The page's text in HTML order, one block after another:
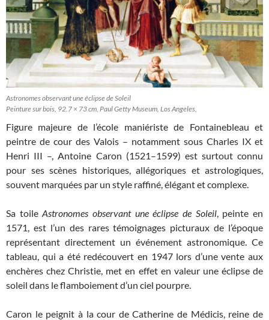
Astronomes observant une éclipse de Soleil
Peinture sur bois, 92.7 × 73 cm, Paul Getty Museum, Los Angeles,
Figure majeure de l’école maniériste de Fontainebleau et
peintre de cour des Valois – notamment sous Charles IX et
Henri III –, Antoine Caron (1521–1599) est surtout connu
pour ses scènes historiques, allégoriques et astrologiques,
souvent marquées par un style raffiné, élégant et complexe.
Sa toileAstronomes observant une éclipse de Soleil, peinte en
1571, est l’un des rares témoignages picturaux de l’époque
représentant directement un événement astronomique. Ce
tableau, qui a été redécouvert en 1947 lors d’une vente aux
enchères chez Christie, met en effet en valeur une éclipse de
soleil dans le flamboiement d’un ciel pourpre.
Caron le peignit à la cour de Catherine de Médicis, reine de